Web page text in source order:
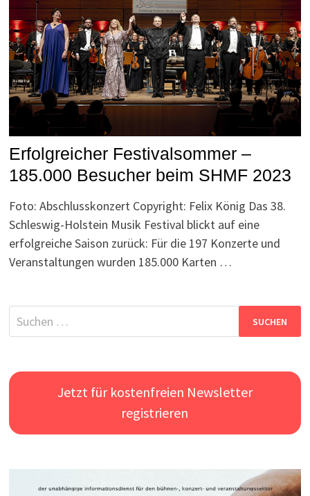
Erfolgreicher Festivalsommer –
185.000 Besucher beim SHMF 2023
Foto: Abschlusskonzert Copyright: Felix König Das 38.
Schleswig-Holstein Musik Festival blickt auf eine
erfolgreiche Saison zurück: Für die 197 Konzerte und
Veranstaltungen wurden 185.000 Karten …
Suchen
nach:
Jetzt für kostenfreien Newsletter
registrieren